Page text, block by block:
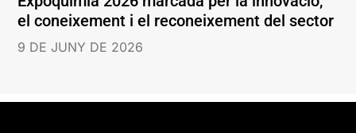
el coneixement i el reconeixement del sector
9 DE JUNY DE 2026